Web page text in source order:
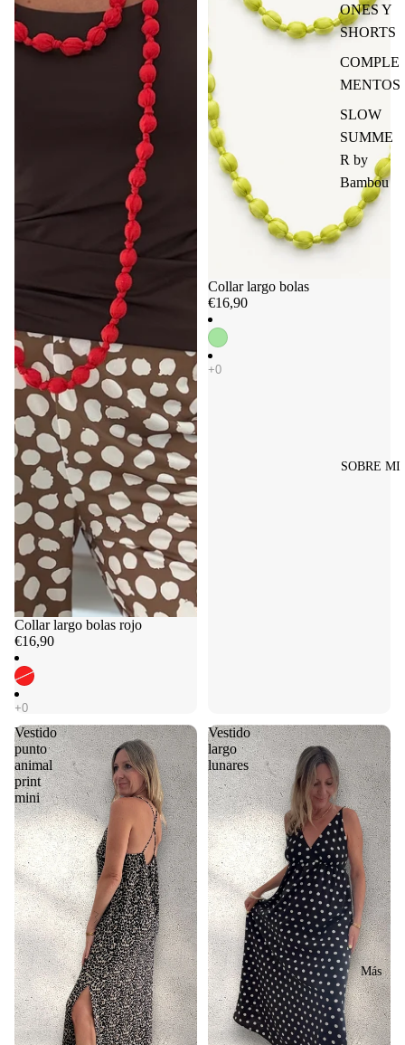
ONES Y
SHORTS
COMPLE
MENTOS
SLOW
SUMME
R by
Bambou
SOBRE MI
Más
Agotado
Collar largo bolas rojo
€16,90
Collar largo bolas
€16,90
Vestido
punto
animal
print
mini
Vestido
largo
lunares